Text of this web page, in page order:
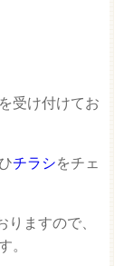
受け付けてお
チラシをチェ
ますので、
。